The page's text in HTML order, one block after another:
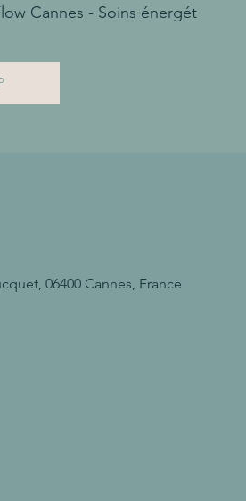
Cannes - Soins énergét
06400 Cannes, France